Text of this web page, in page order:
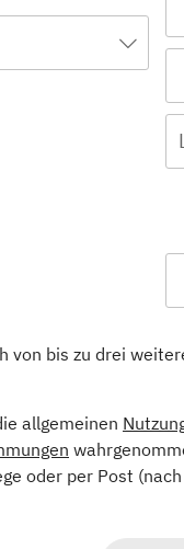
von bis zu drei
allgemeinen
oder per Post